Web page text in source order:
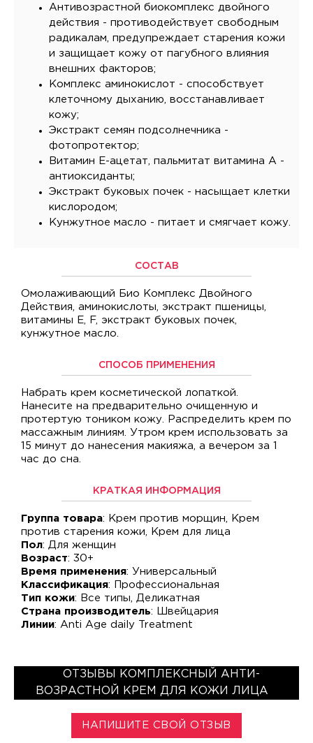
Антивозрастной биокомплекс двойного
действия - противодействует свободным
радикалам, предупреждает старения кожи
и защищает кожу от пагубного влияния
внешних факторов;
Комплекс аминокислот - способствует
клеточному дыханию, восстанавливает
кожу;
Экстракт семян подсолнечника -
фотопротектор;
Витамин E-ацетат, пальмитат витамина A -
антиоксиданты;
Экстракт буковых почек - насыщает клетки
кислородом;
Кунжутное масло - питает и смягчает кожу.
СОСТАВ
Омолаживающий Био Комплекс Двойного
Действия, аминокислоты, экстракт пшеницы,
витамины E, F, экстракт буковых почек,
кунжутное масло.
СПОСОБ ПРИМЕНЕНИЯ
Набрать крем косметической лопаткой.
Нанесите на предварительно очищенную и
протертую тоником кожу. Распределить крем по
массажным линиям. Утром крем использовать за
15 минут до нанесения макияжа, а вечером за 1
час до сна.
КРАТКАЯ ИНФОРМАЦИЯ
Группа товара: Крем против морщин, Крем
против старения кожи, Крем для лица
Пол: Для женщин
Возраст: 30+
Время применения: Универсальный
Классификация: Профессиональная
Тип кожи: Все типы, Деликатная
Страна производитель: Швейцария
Линии: Anti Age daily Treatment
ОТЗЫВЫ КОМПЛЕКСНЫЙ АНТИ-
ВОЗРАСТНОЙ КРЕМ ДЛЯ КОЖИ ЛИЦА
НАПИШИТЕ СВОЙ ОТЗЫВ